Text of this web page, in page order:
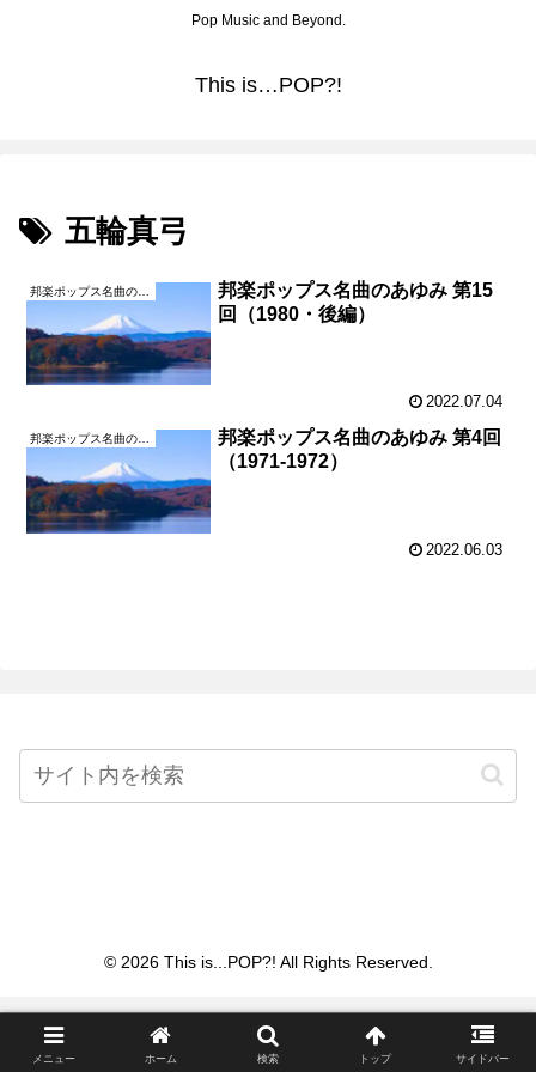
Pop Music and Beyond.
This is…POP?!
五輪真弓
邦楽ポップス名曲のあゆみ 第15
回（1980・後編）
2022.07.04
邦楽ポップス名曲のあゆみ
邦楽ポップス名曲のあゆみ 第4回
（1971-1972）
2022.06.03
© 2026 This is...POP?! All Rights Reserved.
メニュー ホーム 検索 トップ サイドバー